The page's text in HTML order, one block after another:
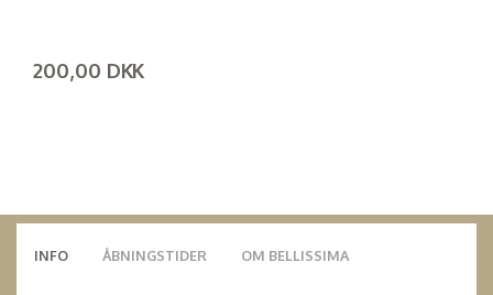
200,00 DKK
INFO ÅBNINGSTIDER OM BELLISSIMA